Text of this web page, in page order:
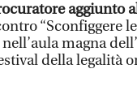
aggiunto
“Sconfiggere
magna
della legalità